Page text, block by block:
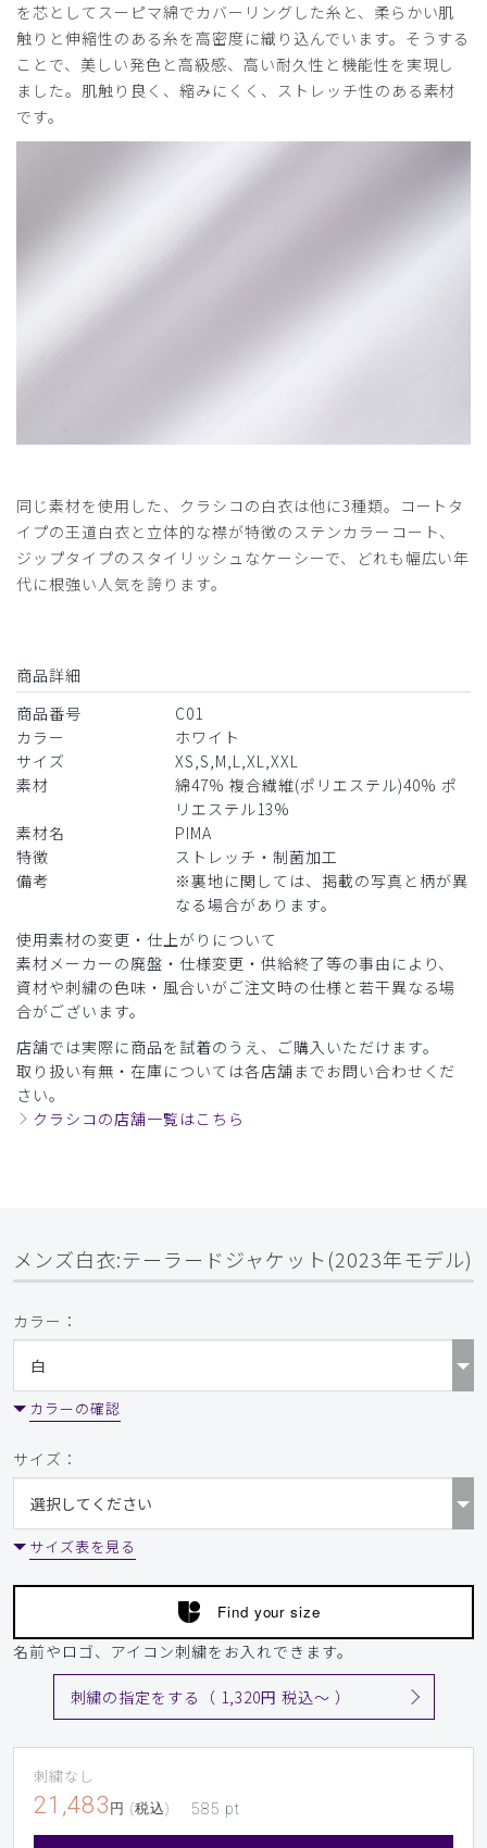
yachan様
購入確認済み
2026-06-18
年齢:
サイズ感小さめ
大きめ
サイズ感小さめ
大きめ
ストレッチ感 よく伸びる
伸びない
厚さとても薄い 厚い
173cm/58kgでMサイズを購入。ジャストサイズでした。
役に立った
年齢: 176-180cm 体重: 71-75kg
初めて購入
が、肩幅・胴囲と袖丈のバランスがいまひとつピッタリしま
せんでした。自分の体形に合う製品を探していたところ、こ
の製品を見つけました。コットンの比率が高いのも自分の希
望通りです。普段の仕事着ですので、セールになっていて求
めやすく、ありがたいと思います。
商品：C01メンズ白衣:テーラードジャケット/白/M
役に立った 0
を芯としてスーピマ綿でカバーリングした糸と、柔らかい肌
触りと伸縮性のある糸を高密度に織り込んでいます。そうする
ことで、美しい発色と高級感、高い耐久性と機能性を実現し
ました。肌触り良く、縮みにくく、ストレッチ性のある素材
です。
同じ素材を使用した、クラシコの白衣は他に3種類。コートタ
イプの王道白衣と立体的な襟が特徴のステンカラーコート、
ジップタイプのスタイリッシュなケーシーで、どれも幅広い年
代に根強い人気を誇ります。
商品詳細
商品番号
C01
カラー
ホワイト
サイズ
XS,S,M,L,XL,XXL
素材
綿47% 複合繊維(ポリエステル)40% ポ
リエステル13%
素材名
PIMA
特徴
ストレッチ・制菌加工
備考
※裏地に関しては、掲載の写真と柄が異
なる場合があります。
使用素材の変更・仕上がりについて
素材メーカーの廃盤・仕様変更・供給終了等の事由により、
資材や刺繍の色味・風合いがご注文時の仕様と若干異なる場
合がございます。
店舗では実際に商品を試着のうえ、ご購入いただけます。
取り扱い有無・在庫については各店舗までお問い合わせくだ
さい。
クラシコの店舗一覧はこちら
メンズ白衣:テーラードジャケット(2023年モデル)
カラー：
カラーの確認
サイズ：
サイズ表を見る
Find your size
名前やロゴ、アイコン刺繍をお入れできます。
刺繍の指定をする（ 1,320円 税込〜 ）
刺繍なし
21,483 円 (税込) 585 pt